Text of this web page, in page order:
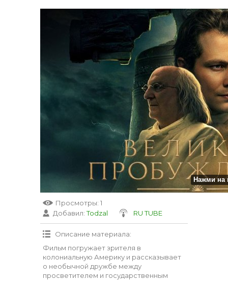
Нажми на
Просмотры: 1
Добавил:Todzal RU TUBE
Описание материала:
Фильм погружает зрителя в
колониальную Америку и рассказывает
о необычной дружбе между
просветителем и государственным